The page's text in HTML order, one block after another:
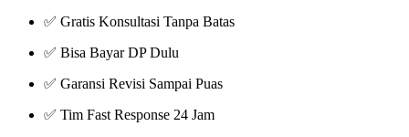
✅ Gratis Konsultasi Tanpa Batas
✅ Bisa Bayar DP Dulu
✅ Garansi Revisi Sampai Puas
✅ Tim Fast Response 24 Jam